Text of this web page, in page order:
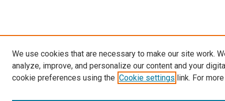
We use cookies that are necessary to make our site work.
analyze, improve, and personalize our content and your
cookie preferences using the Cookie settings link. For